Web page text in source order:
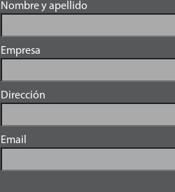
Nombre y apellido
Empresa
Dirección
Email